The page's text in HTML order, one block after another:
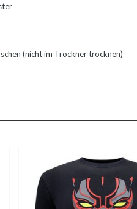
(nicht im Trockner trocknen)